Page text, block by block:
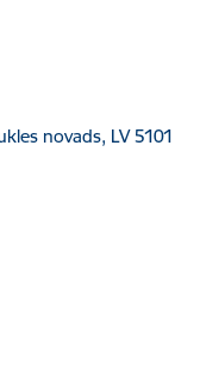
novads, LV 5101